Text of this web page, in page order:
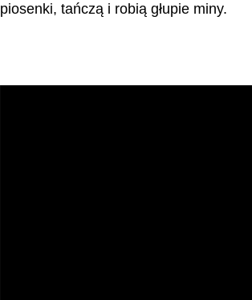
piosenki, tańczą i robią głupie miny.